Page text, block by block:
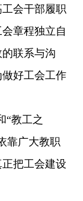
会干部履职
章程独立自
联系与沟
好工会工作
“教工之
靠广大教职
把工会建设